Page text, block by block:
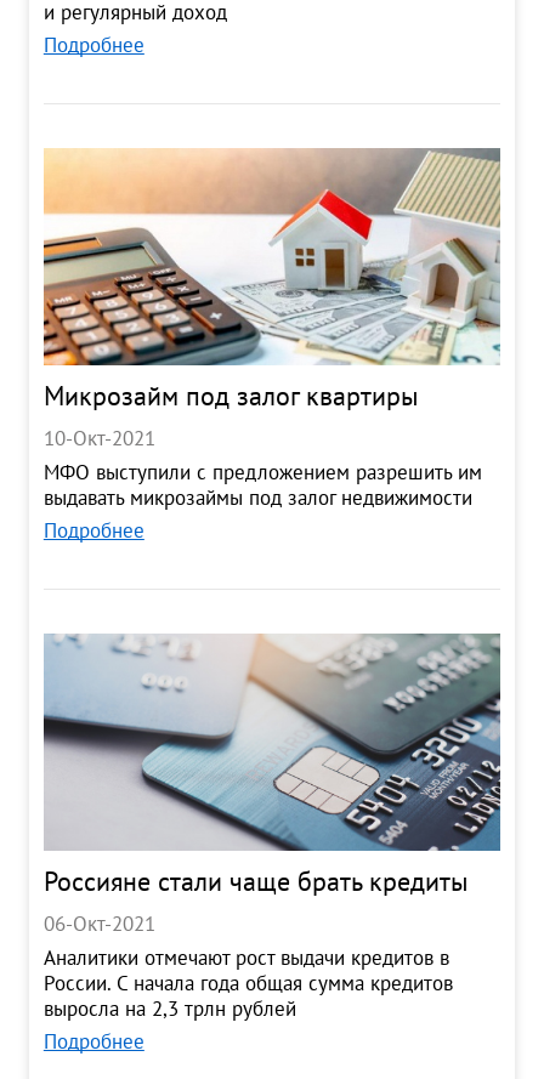
и регулярный доход
Подробнее
Микрозайм под залог квартиры
10-Окт-2021
МФО выступили с предложением разрешить им
выдавать микрозаймы под залог недвижимости
Подробнее
Россияне стали чаще брать кредиты
06-Окт-2021
Аналитики отмечают рост выдачи кредитов в
России. С начала года общая сумма кредитов
выросла на 2,3 трлн рублей
Подробнее